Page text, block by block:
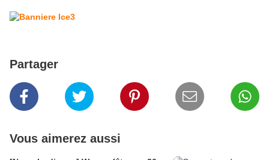
Partager
Vous aimerez aussi